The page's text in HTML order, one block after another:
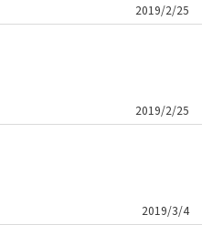
2019/2/25
2019/2/25
2019/3/4